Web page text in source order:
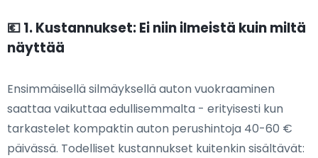
💶 1. Kustannukset: Ei niin ilmeistä kuin miltä
näyttää
Ensimmäisellä silmäyksellä auton vuokraaminen
saattaa vaikuttaa edullisemmalta - erityisesti kun
tarkastelet kompaktin auton perushintoja 40-60 €
päivässä. Todelliset kustannukset kuitenkin sisältävät: